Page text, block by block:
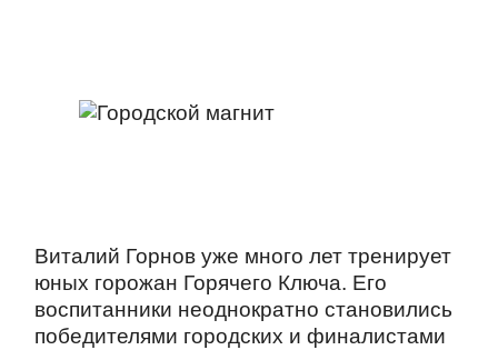
Виталий Горнов уже много лет тренирует
юных горожан Горячего Ключа. Его
воспитанники неоднократно становились
победителями городских и финалистами